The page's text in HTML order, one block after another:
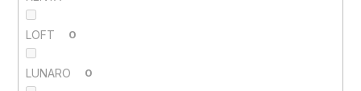
LOFT 0
LUNARO 0